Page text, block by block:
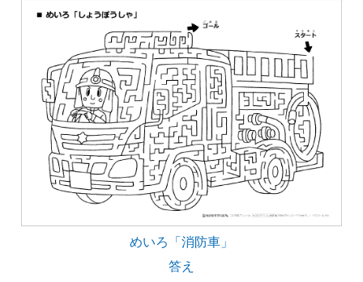
めいろ「消防車」
答え